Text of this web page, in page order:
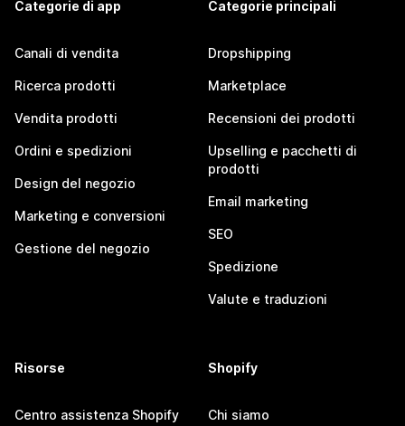
Categorie di app
Canali di vendita
Ricerca prodotti
Vendita prodotti
Ordini e spedizioni
Design del negozio
Marketing e conversioni
Gestione del negozio
Categorie principali
Dropshipping
Marketplace
Recensioni dei prodotti
Upselling e pacchetti di
prodotti
Email marketing
SEO
Spedizione
Valute e traduzioni
Risorse
Centro assistenza Shopify
Shopify
Chi siamo